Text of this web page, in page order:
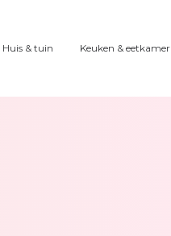
Huis & tuin Keuken & eetkamer